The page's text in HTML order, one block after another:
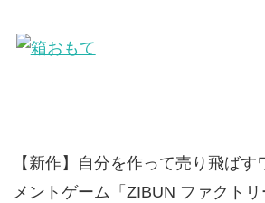
【新作】自分を作って売り飛ばす
メントゲーム「ZIBUN ファクトリ